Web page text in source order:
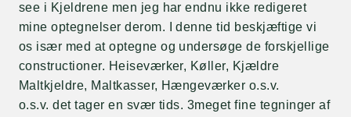
see i Kjeldrene men jeg har endnu ikke redigeret
mine optegnelser derom. I denne tid beskjæftige vi
os især med at optegne og undersøge de forskjellige
constructioner. Heiseværker, Køller, Kjældre
Maltkjeldre, Maltkasser, Hængeværker o.s.v.
o.s.v. det tager en svær tids. 3meget fine tegninger af